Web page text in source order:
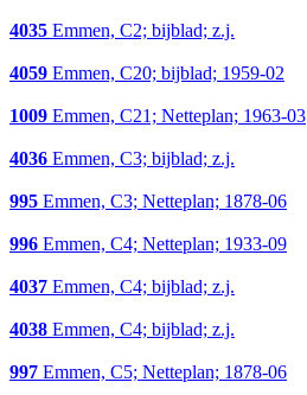
4035 Emmen, C2; bijblad; z.j.
4059 Emmen, C20; bijblad; 1959-02
1009 Emmen, C21; Netteplan; 1963-03
4036 Emmen, C3; bijblad; z.j.
995 Emmen, C3; Netteplan; 1878-06
996 Emmen, C4; Netteplan; 1933-09
4037 Emmen, C4; bijblad; z.j.
4038 Emmen, C4; bijblad; z.j.
997 Emmen, C5; Netteplan; 1878-06